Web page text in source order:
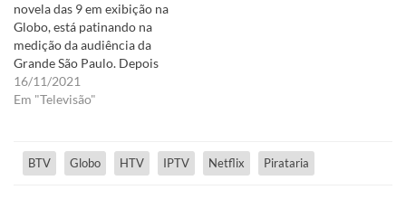
novela das 9 em exibição na
Globo, está patinando na
medição da audiência da
Grande São Paulo. Depois
dos 25,2 pontos obtidos na
estreia, na segunda-feira
algumas centenas de
milhares de espectadores e
16/11/2021
Em "Televisão"
BTV Globo HTV IPTV Netflix Pirataria